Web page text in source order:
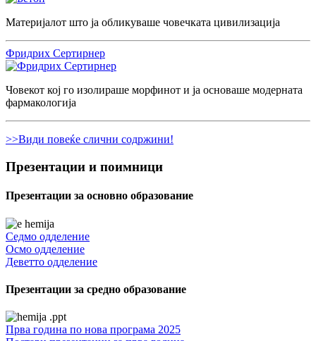
Материјалот што ја обликуваше човечката цивилизација
Фридрих Сертирнер
Човекот кој го изолираше морфинот и ја основаше модерната
фармакологија
>>Види повеќе слични содржини!
Презентации и поимници
Презентации за основно образование
Седмо одделение
Осмо одделение
Деветто одделение
Презентации за средно образование
Прва година по нова програма 2025